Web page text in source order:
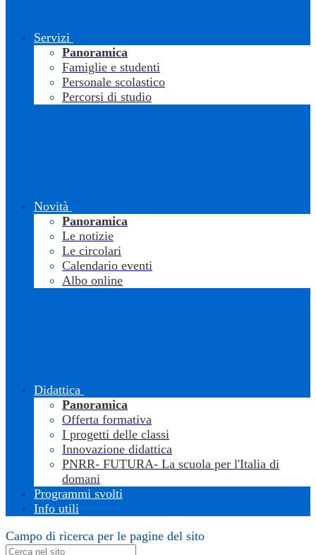
Servizi
Panoramica
Famiglie e studenti
Personale scolastico
Percorsi di studio
Novità
Panoramica
Le notizie
Le circolari
Calendario eventi
Albo online
Didattica
Panoramica
Offerta formativa
I progetti delle classi
Innovazione didattica
PNRR- FUTURA- La scuola per l'Italia di
domani
Programmi svolti
Info utili
Campo di ricerca per le pagine del sito